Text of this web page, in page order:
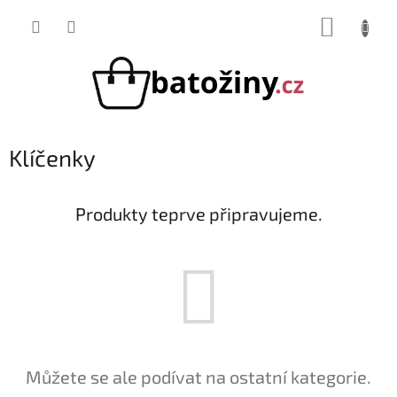
Klíčenky
Produkty teprve připravujeme.
Můžete se ale podívat na ostatní kategorie.